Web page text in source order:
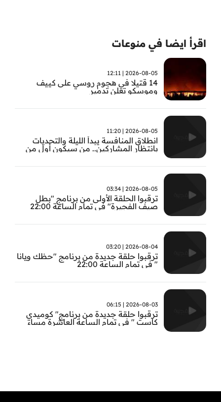
اقرأ ايضا في منوعات
2026-08-05 | 12:11
14 قتيلا في هجوم روسي على كييف
وموسكو تعلن تدمير
2026-08-05 | 11:20
انطلاق المنافسة يبدأ الليلة والتحديات
بانتظار المشاركين.. من سيكون أول من
تابعوا الحلقة الأولى الساعة 22:00 على قناة
2026-08-05 | 03:34
ترقبوا الحلقة الأولى من برنامج "بطل
صيف الفجيرة" في تمام الساعة 22:00
2026-08-04 | 03:20
ترقبوا حلقة جديدة من برنامج "حظك ويانا
" في تمام الساعة 22:00
2026-08-03 | 06:15
ترقبوا حلقة جديدة من برنامج" كوميدي
كاست " في تمام الساعة العاشرة مساء